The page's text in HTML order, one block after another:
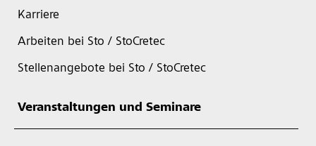
Karriere
Arbeiten bei Sto / StoCretec
Stellenangebote bei Sto / StoCretec
Veranstaltungen und Seminare